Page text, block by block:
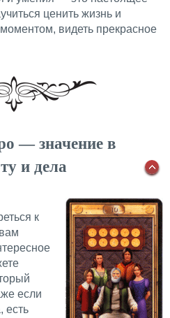
ценить жизнь и
видеть прекрасное
— значение в
и дела
к
если
есть